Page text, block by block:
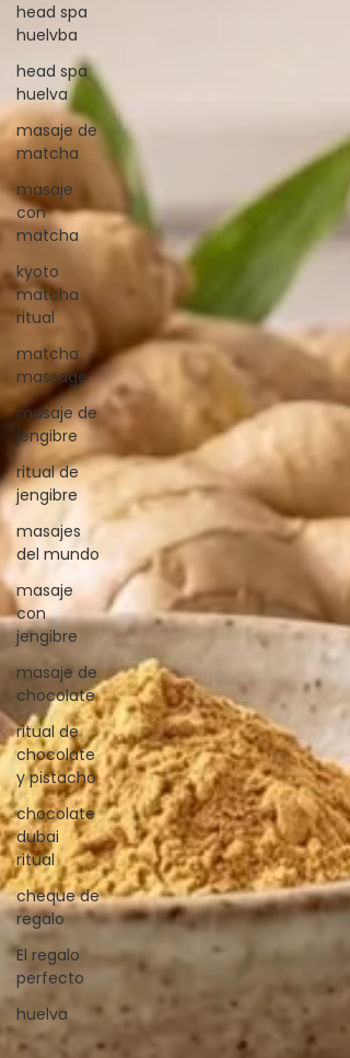
head spa
huelvba
head spa
huelva
masaje de
matcha
masaje
con
matcha
kyoto
matcha
ritual
matcha
massage
masaje de
jengibre
ritual de
jengibre
masajes
del mundo
masaje
con
jengibre
masaje de
chocolate
ritual de
chocolate
y pistacho
chocolate
dubai
ritual
cheque de
regalo
El regalo
perfecto
huelva